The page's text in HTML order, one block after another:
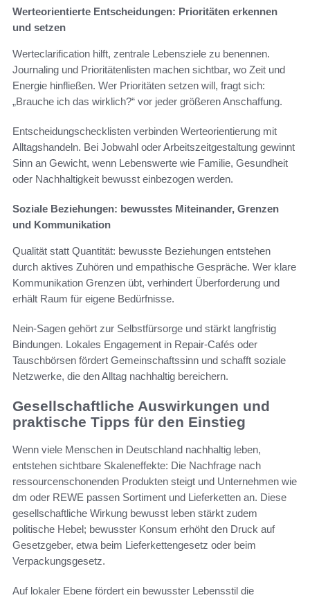
Werteorientierte Entscheidungen: Prioritäten erkennen
und setzen
Werteclarification hilft, zentrale Lebensziele zu benennen.
Journaling und Prioritätenlisten machen sichtbar, wo Zeit und
Energie hinfließen. Wer Prioritäten setzen will, fragt sich:
„Brauche ich das wirklich?“ vor jeder größeren Anschaffung.
Entscheidungschecklisten verbinden Werteorientierung mit
Alltagshandeln. Bei Jobwahl oder Arbeitszeitgestaltung gewinnt
Sinn an Gewicht, wenn Lebenswerte wie Familie, Gesundheit
oder Nachhaltigkeit bewusst einbezogen werden.
Soziale Beziehungen: bewusstes Miteinander, Grenzen
und Kommunikation
Qualität statt Quantität: bewusste Beziehungen entstehen
durch aktives Zuhören und empathische Gespräche. Wer klare
Kommunikation Grenzen übt, verhindert Überforderung und
erhält Raum für eigene Bedürfnisse.
Nein-Sagen gehört zur Selbstfürsorge und stärkt langfristig
Bindungen. Lokales Engagement in Repair-Cafés oder
Tauschbörsen fördert Gemeinschaftssinn und schafft soziale
Netzwerke, die den Alltag nachhaltig bereichern.
Gesellschaftliche Auswirkungen und
praktische Tipps für den Einstieg
Wenn viele Menschen in Deutschland nachhaltig leben,
entstehen sichtbare Skaleneffekte: Die Nachfrage nach
ressourcenschonenden Produkten steigt und Unternehmen wie
dm oder REWE passen Sortiment und Lieferketten an. Diese
gesellschaftliche Wirkung bewusst leben stärkt zudem
politische Hebel; bewusster Konsum erhöht den Druck auf
Gesetzgeber, etwa beim Lieferkettengesetz oder beim
Verpackungsgesetz.
Auf lokaler Ebene fördert ein bewusster Lebensstil die